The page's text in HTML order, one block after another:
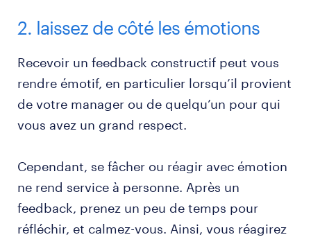
2. laissez de côté les émotions
Recevoir un feedback constructif peut vous
rendre émotif, en particulier lorsqu’il provient
de votre manager ou de quelqu’un pour qui
vous avez un grand respect.
Cependant, se fâcher ou réagir avec émotion
ne rend service à personne. Après un
feedback, prenez un peu de temps pour
réfléchir, et calmez-vous. Ainsi, vous réagirez